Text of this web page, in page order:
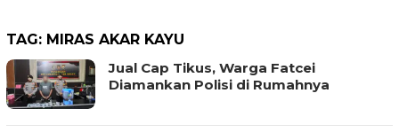
TAG: MIRAS AKAR KAYU
Jual Cap Tikus, Warga Fatcei
Diamankan Polisi di Rumahnya